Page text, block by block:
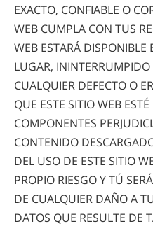
EXACTO, CONFIABLE O
WEB CUMPLA CON TUS
WEB ESTARÁ
LUGAR,
CUALQUIER DEFECTO O
QUE ESTE SITIO WEB
COMPONENTES
CONTENIDO
DEL USO DE ESTE SITIO
PROPIO RIESGO Y TÚ
DE CUALQUIER DAÑO A
DATOS QUE RESULTE DE